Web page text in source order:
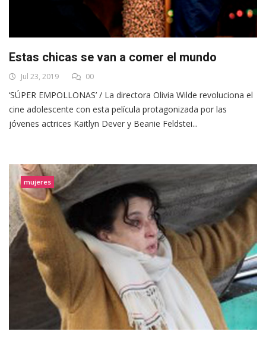
Estas chicas se van a comer el mundo
Jul 23, 2019 00
‘SÚPER EMPOLLONAS’ / La directora Olivia Wilde revoluciona el
cine adolescente con esta película protagonizada por las
jóvenes actrices Kaitlyn Dever y Beanie Feldstei...
mujeres